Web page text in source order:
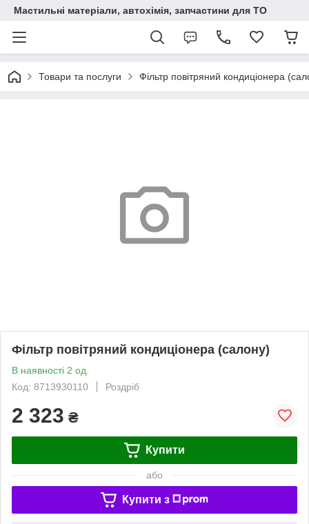
Мастильні матеріали, автохімія, запчастини для ТО
Товари та послуги Фільтр повітряний кондиціонера
Фільтр повітряний кондиціонера (салону)
В наявності 2 од.
Код: 8713930110
Роздріб
2 323 ₴
Купити
або
Купити з